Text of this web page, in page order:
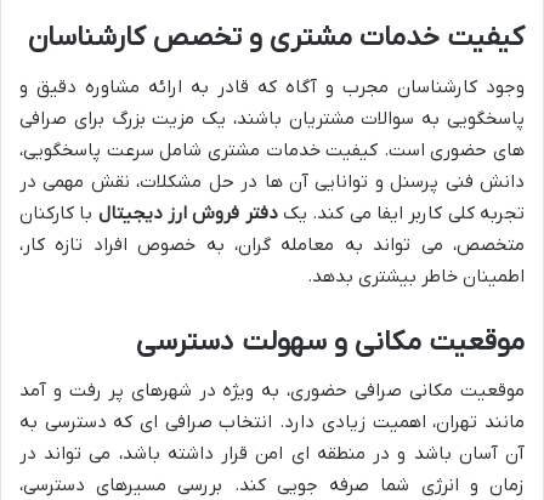
کیفیت خدمات مشتری و تخصص کارشناسان
وجود کارشناسان مجرب و آگاه که قادر به ارائه مشاوره دقیق و
پاسخگویی به سوالات مشتریان باشند، یک مزیت بزرگ برای صرافی
های حضوری است. کیفیت خدمات مشتری شامل سرعت پاسخگویی،
دانش فنی پرسنل و توانایی آن ها در حل مشکلات، نقش مهمی در
تجربه کلی کاربر ایفا می کند. یکدفتر فروش ارز دیجیتال با کارکنان
متخصص، می تواند به معامله گران، به خصوص افراد تازه کار،
اطمینان خاطر بیشتری بدهد.
موقعیت مکانی و سهولت دسترسی
موقعیت مکانی صرافی حضوری، به ویژه در شهرهای پر رفت و آمد
مانند تهران، اهمیت زیادی دارد. انتخاب صرافی ای که دسترسی به
آن آسان باشد و در منطقه ای امن قرار داشته باشد، می تواند در
زمان و انرژی شما صرفه جویی کند. بررسی مسیرهای دسترسی،